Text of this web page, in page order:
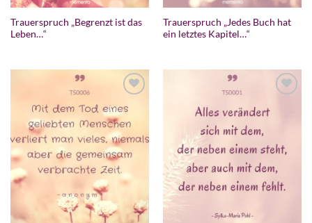
Trauerspruch „Begrenzt ist das
Leben…“
Trauerspruch „Jedes Buch hat
ein letztes Kapitel…“
Wunschliste
hinzufügen
Wunschliste